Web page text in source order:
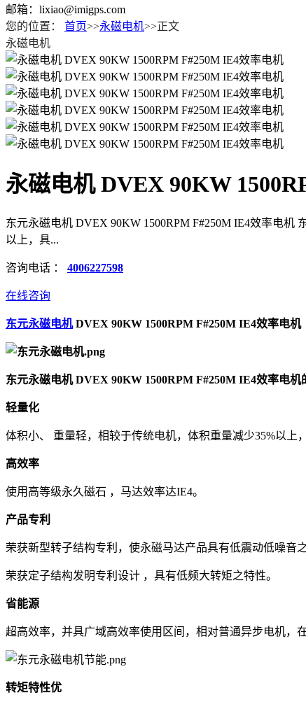
邮箱：lixiao@imigps.com
您的位置：
首页>>永磁电机>>正文
永磁电机
永磁电机 DVEX 90KW
东元永磁电机 DVEX 90KW 1500RPM F#250M IE4效率电机
以上，具...
咨询电话 ： 4006227598
在线咨询
东元永磁电机DVEX 90KW 1500RPM F#250M IE4效率电机
东元永磁电机 DVEX 90KW 1500RPM F#250M IE4效率电机
轻量化
体积小、 重量轻，相较于传统电机，体积重量减少35%以上
高效率
使用高等级永久磁石 ，马达效率达IE4。
产品专利
荣获新型转子结构专利，使永磁马达产品具有低震动低噪音之
荣获定子结构发明专利设计 ，具有低频大转矩之特性。
省能源
超高效率，并具广域高效率使用区间，相对普通异步电机，
转矩特性优